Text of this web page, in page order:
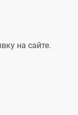
на сайте.